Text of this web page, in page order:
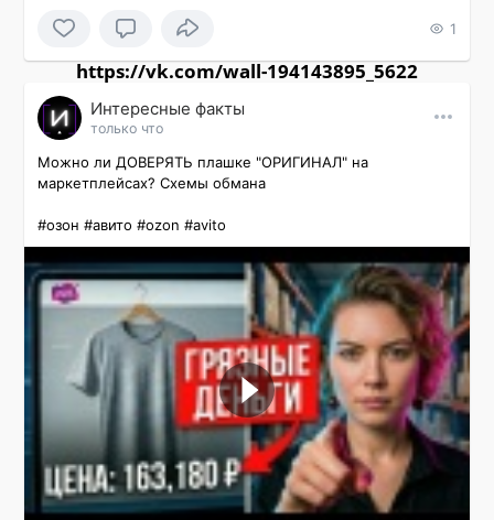
1
https://vk.com/wall-194143895_5622
Интересные факты
только что
Можно ли ДОВЕРЯТЬ плашке "ОРИГИНАЛ" на
маркетплейсах? Схемы обмана
#озон #авито #ozon #avito